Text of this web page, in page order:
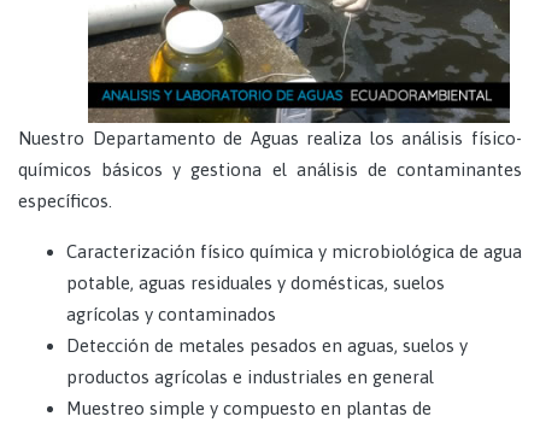
• OxÃ­geno Disuelto
• Potencial de HidrÃ³geno
• Temperatura
• Cianuro Total Cn
• Mercurio Total Hg
• Plata Ag
Nuestro Departamento de Aguas realiza los análisis físico-
químicos básicos y gestiona el análisis de contaminantes
específicos.
Caracterización físico química y microbiológica de agua
potable, aguas residuales y domésticas, suelos
agrícolas y contaminados
Detección de metales pesados en aguas, suelos y
productos agrícolas e industriales en general
Muestreo simple y compuesto en plantas de